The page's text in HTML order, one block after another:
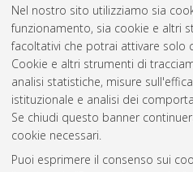
Nel nostro sito utilizziamo sia
funzionamento, sia cookie e altri
facoltativi che potrai attivare solo
Cookie e altri strumenti di
analisi statistiche, misure
istituzionale e analisi dei
Se chiudi questo banner
cookie necessari.
Puoi esprimere il consenso sui
Altri
Gestione del
Atom